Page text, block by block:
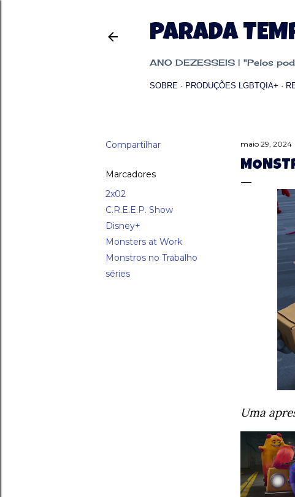
PARADA
ANO DEZESSEIS | "Pelos
SOBRE PRODUÇÕES LGBTQIA+
Compartilhar
Marcadores
2x02
C.R.E.E.P. Show
Disney+
Monsters at Work
Monstros no Trabalho
séries
maio 29, 2024
Uma